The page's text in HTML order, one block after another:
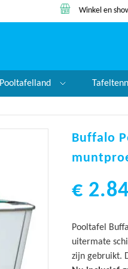
Buffalo
€
Pooltafel
uitermate
zijn gebruikt.
Lage prijs
Pooltafelland